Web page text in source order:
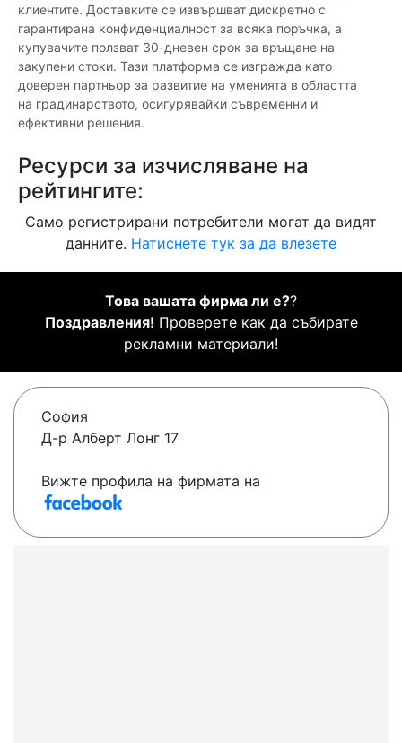
клиентите. Доставките се извършват дискретно с
гарантирана конфиденциалност за всяка поръчка, а
купувачите ползват 30-дневен срок за връщане на
закупени стоки. Тази платформа се изгражда като
доверен партньор за развитие на уменията в областта
на градинарството, осигурявайки съвременни и
ефективни решения.
Ресурси за изчисляване на
рейтингите:
Само регистрирани потребители могат да видят
данните. Натиснете тук за да влезете
Това вашата фирма ли е??
Поздравления! Проверете как да събирате
рекламни материали!
София
Д-р Алберт Лонг 17
Вижте профила на фирмата на